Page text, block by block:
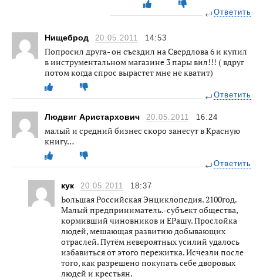
Ответить
Нищеброд 20.05.2011 14:53
Попросил друга- он съездил на Свердлова 6 и купил
в инструментальном магазине 3 пары вил!!! ( вдруг
потом когда спрос вырастет мне не кватит)
Ответить
Людвиг Аристархович 20.05.2011 16:24
малый и средний бизнес скоро занесут в Красную
книгу…
Ответить
кук 20.05.2011 18:37
Ьольшая Российская Энциклопедия. 2100год.
Малый предприниматель.-субъект общества,
кормивший чиновников и ЕРашу. Прослойка
людей, мешающая развитию добывающих
отраслей. Путём невероятных усилий удалось
избавиться от этого пережитка. Исчезли после
того, как разрешено покупать себе дворовых
людей и крестьян.